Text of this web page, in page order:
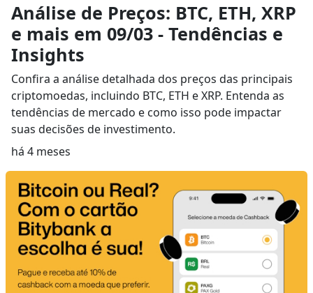
Análise de Preços: BTC, ETH, XRP
e mais em 09/03 - Tendências e
Insights
Confira a análise detalhada dos preços das principais
criptomoedas, incluindo BTC, ETH e XRP. Entenda as
tendências de mercado e como isso pode impactar
suas decisões de investimento.
há 4 meses